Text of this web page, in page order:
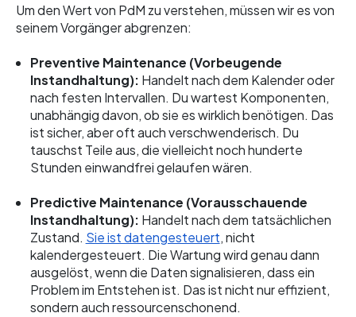
Um den Wert von PdM zu verstehen, müssen wir es von
seinem Vorgänger abgrenzen:
Preventive Maintenance (Vorbeugende
Instandhaltung): Handelt nach dem Kalender oder
nach festen Intervallen. Du wartest Komponenten,
unabhängig davon, ob sie es wirklich benötigen. Das
ist sicher, aber oft auch verschwenderisch. Du
tauschst Teile aus, die vielleicht noch hunderte
Stunden einwandfrei gelaufen wären.
Predictive Maintenance (Vorausschauende
Instandhaltung): Handelt nach dem tatsächlichen
Zustand. Sie ist datengesteuert, nicht
kalendergesteuert. Die Wartung wird genau dann
ausgelöst, wenn die Daten signalisieren, dass ein
Problem im Entstehen ist. Das ist nicht nur effizient,
sondern auch ressourcenschonend.